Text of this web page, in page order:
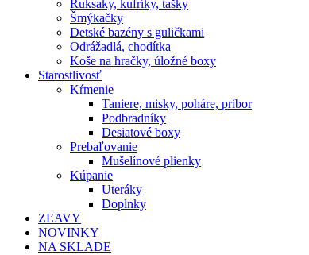
Ruksaky, kufríky, tašky
Šmýkačky
Detské bazény s guličkami
Odrážadlá, chodítka
Koše na hračky, úložné boxy
Starostlivosť
Kŕmenie
Taniere, misky, poháre, príbor
Podbradníky
Desiatové boxy
Prebaľovanie
Mušelínové plienky
Kúpanie
Uteráky
Doplnky
ZĽAVY
NOVINKY
NA SKLADE